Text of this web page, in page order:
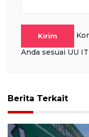
Kirim
Anda sesuai UU
Berita Terkait